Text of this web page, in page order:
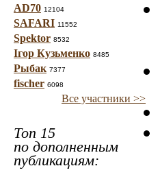
AD70 12104
SAFARI 11552
Spektor 8532
Ігор Кузьменко 8485
Рыбак 7377
fischer 6098
Все участники >>
Топ 15
по дополненным
публикациям: